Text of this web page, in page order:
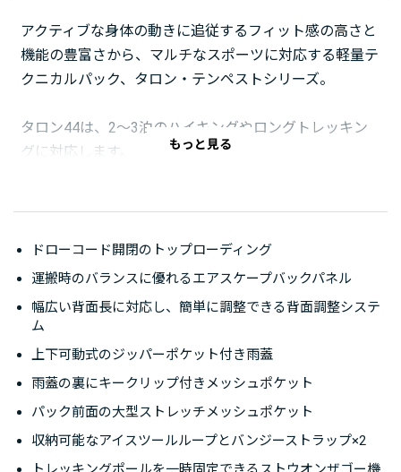
アクティブな身体の動きに追従するフィット感の高さと
機能の豊富さから、マルチなスポーツに対応する軽量テ
クニカルパック、タロン・テンペストシリーズ。
タロン44は、2～3泊のハイキングやロングトレッキン
グに対応します。
す。上下可動式の雨蓋は、内容量に合わせて位置調整が
可能です。豊富なポケットや、アイスツールやスリーピ
ングバッグが取り付けられるアクセサリーのほか、行動
中にトレッキングポールをパックに一時固定できる、オ
スプレー独自のストウオンザゴー機能を備えています。
背面には、運搬時の安定性と適度な通気性に優れるエア
スケープバックパネルを採用。レールとウェビングで調
整する革新的な背面調整システムにより、幅広い背面長
に対応し、高いフィット感をもたらします。インジョク
もっと見る
ドローコード開閉のトップローディング
運搬時のバランスに優れるエアスケープバックパネル
幅広い背面長に対応し、簡単に調整できる背面調整システ
ム
上下可動式のジッパーポケット付き雨蓋
雨蓋の裏にキークリップ付きメッシュポケット
パック前面の大型ストレッチメッシュポケット
収納可能なアイスツールループとバンジーストラップ×2